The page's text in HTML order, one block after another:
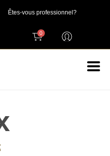
Êtes-vous professionnel?
0